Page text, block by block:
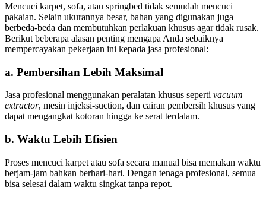
Mencuci karpet, sofa, atau springbed tidak semudah mencuci
pakaian. Selain ukurannya besar, bahan yang digunakan juga
berbeda-beda dan membutuhkan perlakuan khusus agar tidak rusak.
Berikut beberapa alasan penting mengapa Anda sebaiknya
mempercayakan pekerjaan ini kepada jasa profesional:
a. Pembersihan Lebih Maksimal
Jasa profesional menggunakan peralatan khusus seperti vacuum
extractor, mesin injeksi-suction, dan cairan pembersih khusus yang
dapat mengangkat kotoran hingga ke serat terdalam.
b. Waktu Lebih Efisien
Proses mencuci karpet atau sofa secara manual bisa memakan waktu
berjam-jam bahkan berhari-hari. Dengan tenaga profesional, semua
bisa selesai dalam waktu singkat tanpa repot.